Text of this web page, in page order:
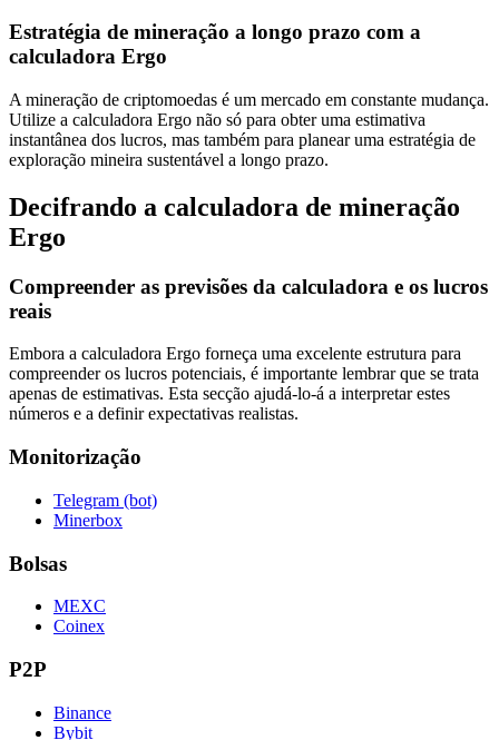
Estratégia de mineração a longo prazo com a
calculadora Ergo
A mineração de criptomoedas é um mercado em constante mudança.
Utilize a calculadora Ergo não só para obter uma estimativa
instantânea dos lucros, mas também para planear uma estratégia de
exploração mineira sustentável a longo prazo.
Decifrando a calculadora de mineração
Ergo
Compreender as previsões da calculadora e os lucros
reais
Embora a calculadora Ergo forneça uma excelente estrutura para
compreender os lucros potenciais, é importante lembrar que se trata
apenas de estimativas. Esta secção ajudá-lo-á a interpretar estes
números e a definir expectativas realistas.
Monitorização
Telegram (bot)
Minerbox
Bolsas
MEXC
Coinex
P2P
Binance
Bybit